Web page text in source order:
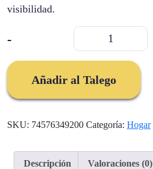
visibilidad.
-
Lampara
Con
Movimiento
cantidad
Añadir al Talego
SKU: 74576349200 Categoría: Hogar
Descripción Valoraciones (0)